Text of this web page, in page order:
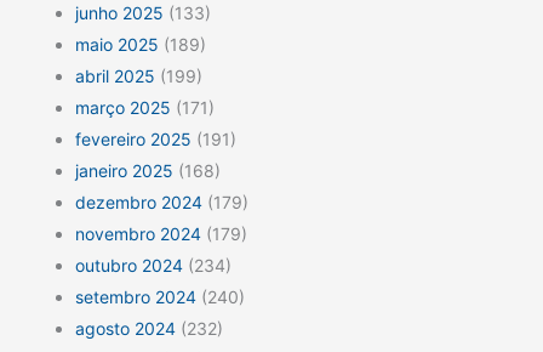
junho 2025 (133)
maio 2025 (189)
abril 2025 (199)
março 2025 (171)
fevereiro 2025 (191)
janeiro 2025 (168)
dezembro 2024 (179)
novembro 2024 (179)
outubro 2024 (234)
setembro 2024 (240)
agosto 2024 (232)